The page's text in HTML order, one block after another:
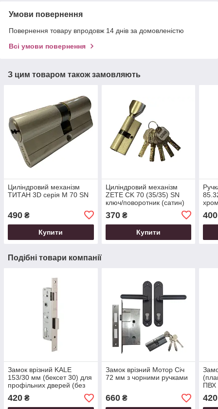
Умови повернення
Повернення товару впродовж 14 днів за домовленістю
Всі умови повернення
З цим товаром також замовляють
Циліндровий механізм
ТИТАН 3D серія M 70 SN
490 ₴
Купити
Циліндровий механізм
ZETE CK 70 (35/35) SN
ключ/поворотник (сатин)
370₴
Купити
400
Подібні товари компанії
Замок врізний KALE
153/30 мм (бексет 30) для
профільних дверей (без
відповідної планки)
420 ₴
Замок врізний Мотор Січ
72 мм з чорними ручками
660₴
ПВХ
420